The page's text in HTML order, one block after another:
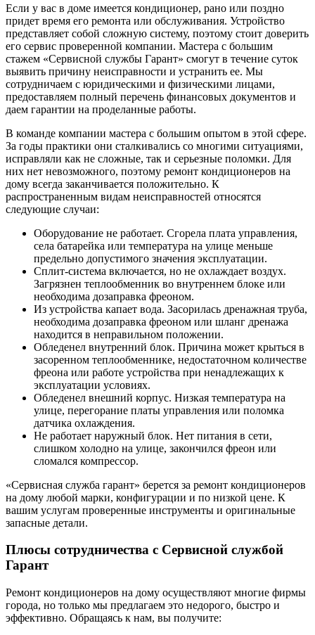
Если у вас в доме имеется кондиционер, рано или поздно
придет время его ремонта или обслуживания. Устройство
представляет собой сложную систему, поэтому стоит доверить
его сервис проверенной компании. Мастера с большим
стажем «Сервисной службы Гарант» смогут в течение суток
выявить причину неисправности и устранить ее. Мы
сотрудничаем с юридическими и физическими лицами,
предоставляем полный перечень финансовых документов и
даем гарантии на проделанные работы.
В команде компании мастера с большим опытом в этой сфере.
За годы практики они сталкивались со многими ситуациями,
исправляли как не сложные, так и серьезные поломки. Для
них нет невозможного, поэтому ремонт кондиционеров на
дому всегда заканчивается положительно. К
распространенным видам неисправностей относятся
следующие случаи:
Оборудование не работает. Сгорела плата управления,
села батарейка или температура на улице меньше
предельно допустимого значения эксплуатации.
Сплит-система включается, но не охлаждает воздух.
Загрязнен теплообменник во внутреннем блоке или
необходима дозаправка фреоном.
Из устройства капает вода. Засорилась дренажная труба,
необходима дозаправка фреоном или шланг дренажа
находится в неправильном положении.
Обледенел внутренний блок. Причина может крыться в
засоренном теплообменнике, недостаточном количестве
фреона или работе устройства при ненадлежащих к
эксплуатации условиях.
Обледенел внешний корпус. Низкая температура на
улице, перегорание платы управления или поломка
датчика охлаждения.
Не работает наружный блок. Нет питания в сети,
слишком холодно на улице, закончился фреон или
сломался компрессор.
«Сервисная служба гарант» берется за ремонт кондиционеров
на дому любой марки, конфигурации и по низкой цене. К
вашим услугам проверенные инструменты и оригинальные
запасные детали.
Плюсы сотрудничества с Сервисной службой
Гарант
Ремонт кондиционеров на дому осуществляют многие фирмы
города, но только мы предлагаем это недорого, быстро и
эффективно. Обращаясь к нам, вы получите: